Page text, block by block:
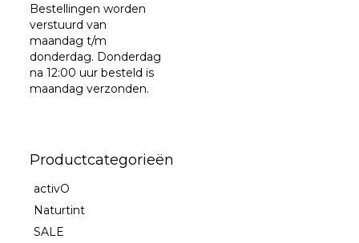
Bestellingen worden
verstuurd van
maandag t/m
donderdag. Donderdag
na 12:00 uur besteld is
maandag verzonden.
Productcategorieën
activO
Naturtint
SALE